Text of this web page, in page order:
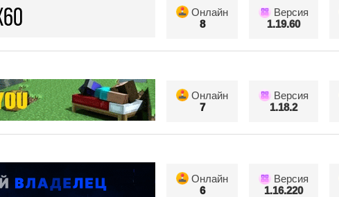
Онлайн
8
Версия
1.19.60
Онлайн
7
Версия
1.18.2
Онлайн
6
Версия
1.16.220